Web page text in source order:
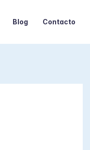
Blog Contacto